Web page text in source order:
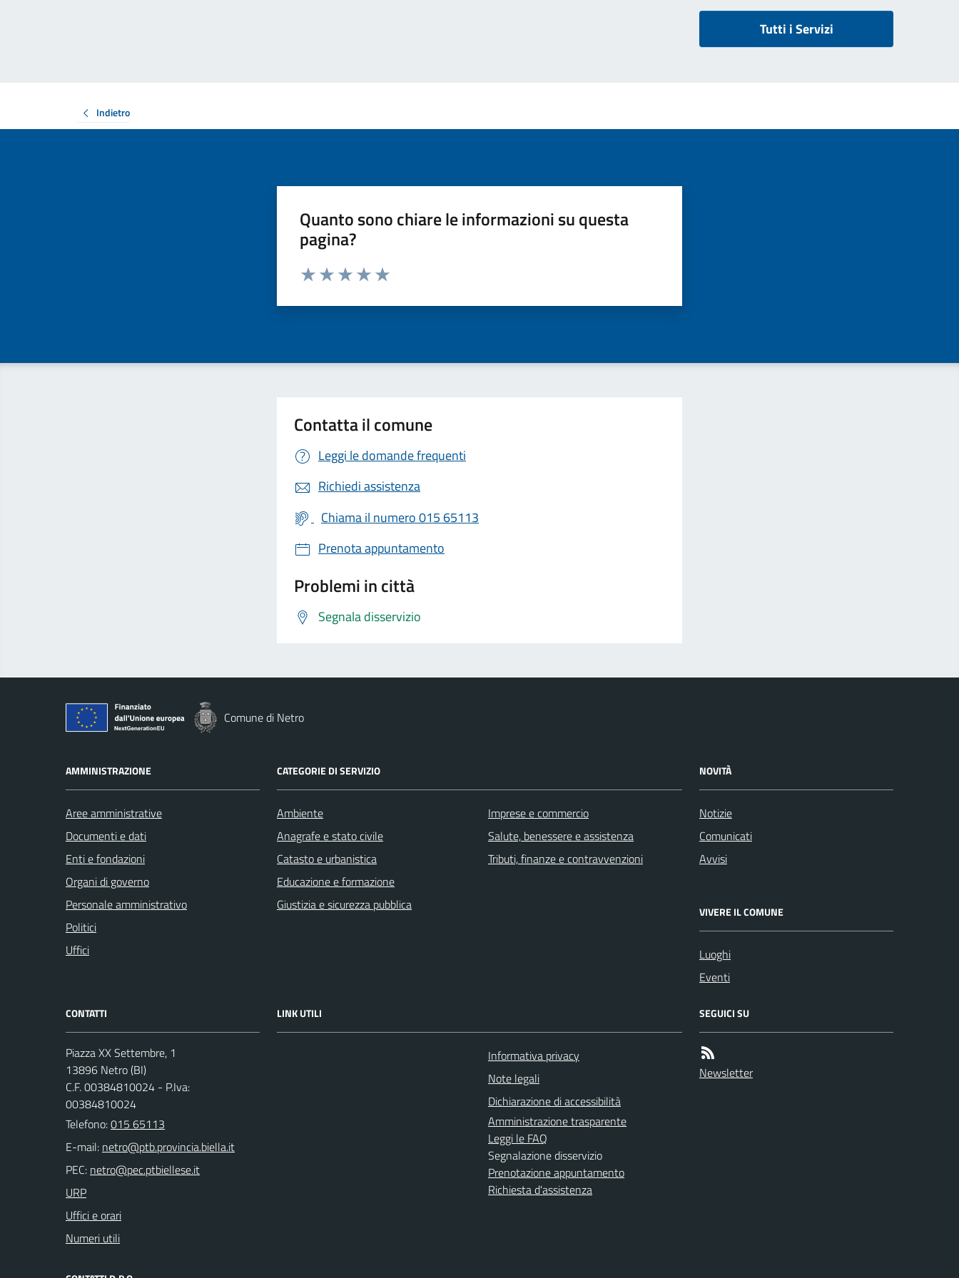
Tutti i Servizi
Indietro
Quanto sono chiare le informazioni su questa
pagina?
Valuta da 1 a 5 stelle la pagina
Contatta il comune
Leggi le domande frequenti
Richiedi assistenza
Chiama il numero 015 65113
Prenota appuntamento
Problemi in città
Segnala disservizio
Comune di Netro
AMMINISTRAZIONE
Aree amministrative
Documenti e dati
Enti e fondazioni
Organi di governo
Personale amministrativo
Politici
Uffici
CATEGORIE DI SERVIZIO
Ambiente
Anagrafe e stato civile
Catasto e urbanistica
Educazione e formazione
Giustizia e sicurezza pubblica
Imprese e commercio
Salute, benessere e assistenza
Tributi, finanze e contravvenzioni
NOVITÀ
Notizie
Comunicati
Avvisi
VIVERE IL COMUNE
Luoghi
Eventi
CONTATTI
Piazza XX Settembre, 1
13896 Netro (BI)
C.F. 00384810024 - P.Iva:
00384810024
Telefono:015 65113
E-mail:
PEC:
URP
Uffici e orari
Numeri utili
LINK UTILI
Informativa privacy
Note legali
Dichiarazione di accessibilità
Amministrazione trasparente
Leggi le FAQ
Segnalazione disservizio
Prenotazione appuntamento
Richiesta d'assistenza
SEGUICI SU
Newsletter